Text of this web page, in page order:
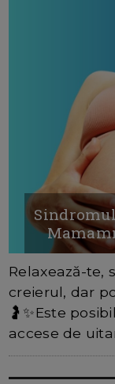
Relaxează-te,
creierul, dar
🤰✨Este
accese de